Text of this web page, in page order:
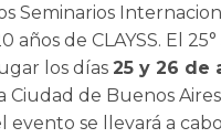
Seminarios
años de CLAYSS. El
los días 25 y 26 de
Ciudad de Buenos
evento se llevará a